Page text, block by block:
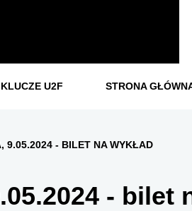
KLUCZE U2F STRONA
9.05.2024 - BILET NA WYKŁAD
- bilet